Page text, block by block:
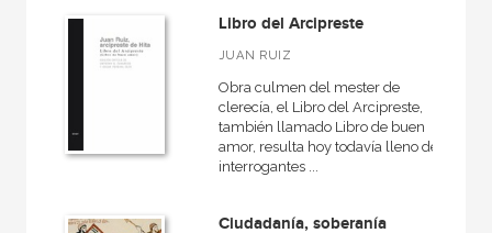
Libro del Arcipreste
JUAN RUIZ
Obra culmen del mester de
clerecía, el Libro del Arcipreste,
también llamado Libro de buen
amor, resulta hoy todavía lleno de
interrogantes ...
Ciudadanía, soberanía